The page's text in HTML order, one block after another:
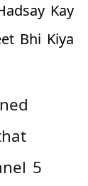
Kay
Bhi Kiya
5